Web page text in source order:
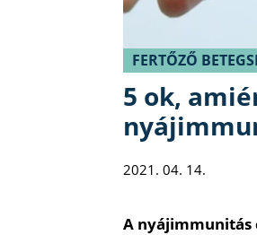
FERTŐZŐ
5 ok,
2021. 04. 14.
A nyájimmunitás